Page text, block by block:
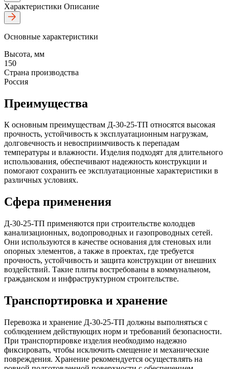
Характеристики Описание
Основные характеристики
Высота, мм
150
Страна производства
Россия
Преимущества
К основным преимуществам Д-30-25-ТП относятся высокая
прочность, устойчивость к эксплуатационным нагрузкам,
долговечность и невосприимчивость к перепадам
температуры и влажности. Изделия подходят для длительного
использования, обеспечивают надежность конструкции и
помогают сохранить ее эксплуатационные характеристики в
различных условиях.
Сфера применения
Д-30-25-ТП применяются при строительстве колодцев
канализационных, водопроводных и газопроводных сетей.
Они используются в качестве основания для стеновых или
опорных элементов, а также в проектах, где требуется
прочность, устойчивость и защита конструкции от внешних
воздействий. Такие плиты востребованы в коммунальном,
гражданском и инфраструктурном строительстве.
Транспортировка и хранение
Перевозка и хранение Д-30-25-ТП должны выполняться с
соблюдением действующих норм и требований безопасности.
При транспортировке изделия необходимо надежно
фиксировать, чтобы исключить смещение и механические
повреждения. Хранение рекомендуется осуществлять на